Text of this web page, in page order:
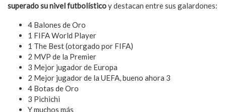
superado su nivel futbolísticoy destacan entre sus galardones:
4 Balones de Oro
1 FIFA World Player
1 The Best (otorgado por FIFA)
2 MVP de la Premier
3 Mejor jugador de Europa
2 Mejor jugador de la UEFA, bueno ahora 3
4 Botas de Oro
3 Pichichi
Y muchos más